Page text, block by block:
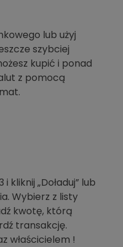
lub użyj
szybciej
kupić i ponad
z pomocą
kliknij „Doładuj” lub
Wybierz z listy
kwotę, którą
transakcję.
właścicielem !